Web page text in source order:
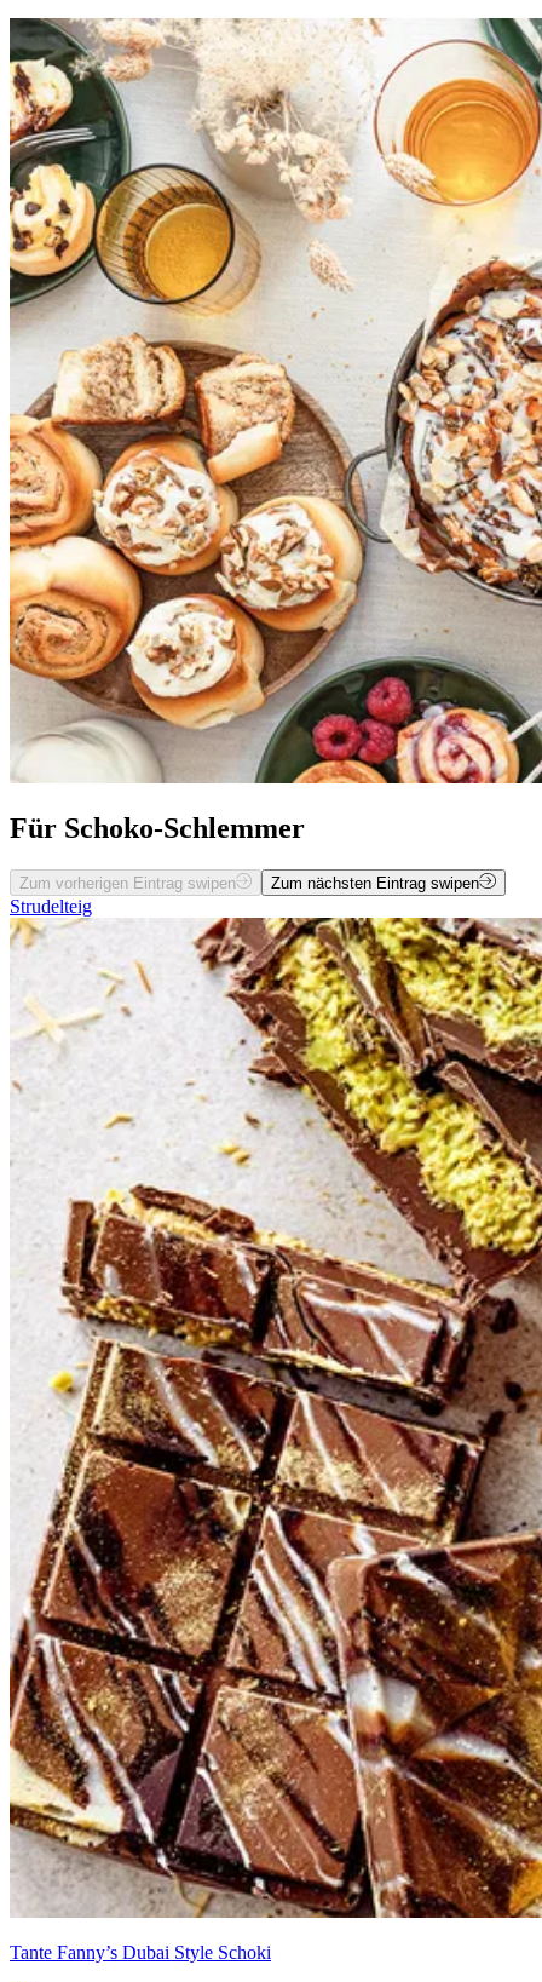
Für Schoko-Schlemmer
Zum vorherigen Eintrag swipen Zum nächsten Eintrag swipen
Strudelteig
Tante Fanny’s Dubai Style Schoki